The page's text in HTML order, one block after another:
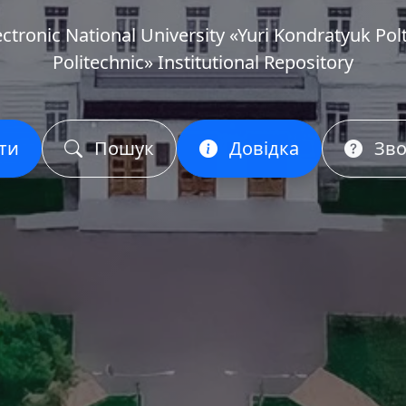
National University «Yuri Kondratyuk
Politechnic» Institutional Repository
Пошук Довідка